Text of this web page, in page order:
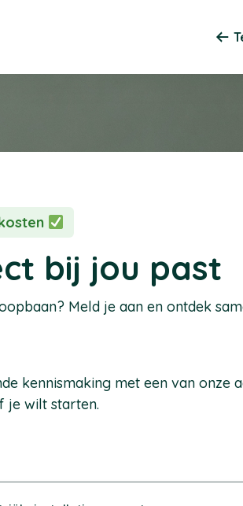
bij jou past
Meld je aan en ontdek
kennismaking met een van onze
je wilt starten.